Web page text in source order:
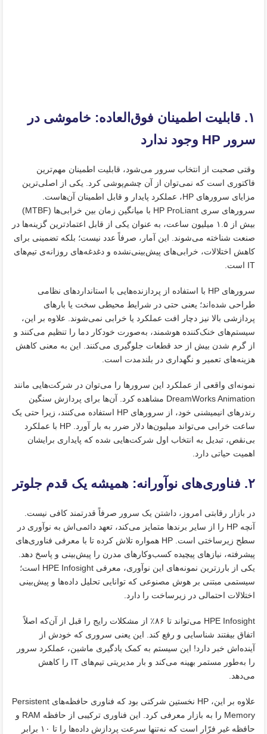
۱. قابلیت اطمینان فوق‌العاده: خاموشی در
سرور HP وجود ندارد
وقتی صحبت از انتخاب سرور می‌شود، قابلیت اطمینان مهم‌ترین
فاکتوری است که نمی‌توان از آن چشم‌پوشی کرد. یکی از اصلی‌ترین
مزایای سرورهای HP، عملکرد پایدار و قابل اطمینان آن‌هاست.
سرورهای سری HP ProLiant با میانگین زمان بین خرابی‌ها (MTBF)
بیش از ۱.۵ میلیون ساعت، به‌ عنوان یکی از قابل اعتمادترین گزینه‌ها در
صنعت شناخته می‌شوند. این آمار، صرفاً عدد نیست؛ بلکه تضمینی برای
کاهش اختلالات، خرابی‌های پیش‌بینی‌نشده و دغدغه‌های روزانه‌ی تیم‌های
IT است.
سرورهای HP با استفاده از پردازنده‌هایی با استانداردهای نظامی
طراحی شده‌اند؛ یعنی حتی در شرایط محیطی سخت یا بارهای
پردازشی بالا نیز دچار افت عملکرد یا خرابی نمی‌شوند. علاوه بر این،
سیستم‌های خنک‌کننده هوشمند، به‌صورت خودکار دما را تنظیم می‌کنند و
از گرم شدن بیش‌ از حد قطعات جلوگیری می‌کنند. این به معنی کاهش
هزینه‌های تعمیر و نگهداری در بلندمدت است.
نمونه‌ای واقعی از عملکرد این سرورها را می‌توان در شرکت‌هایی مانند
DreamWorks Animation مشاهده کرد. آن‌ها برای پردازش سنگین
رندرهای انیمیشنی خود، از سرورهای HP استفاده می‌کنند، زیرا حتی یک
ساعت خرابی می‌تواند میلیون‌ها دلار ضرر به بار آورد. HP با عملکرد
بی‌نقص، تبدیل به انتخاب اول شرکت‌هایی شده که پایداری برایشان
اهمیت حیاتی دارد.
۲. فناوری‌های نوآورانه: همیشه یک قدم جلوتر
در بازار رقابتی امروز، داشتن یک سرور صرفاً قدرتمند کافی نیست.
آنچه HP را از سایر برندها متمایز می‌کند، تعهد دائمی‌اش به نوآوری در
سطح زیرساختی است. HP همواره تلاش کرده تا با معرفی فناوری‌های
پیشرفته، نیازهای پیچیده کسب‌وکارهای مدرن را پیش‌بینی و پاسخ دهد.
یکی از بارزترین نمونه‌های این نوآوری، معرفی HPE Infosight است؛
سیستمی مبتنی بر هوش مصنوعی که توانایی تحلیل داده‌ها و پیش‌بینی
اختلالات احتمالی در زیرساخت را دارد.
HPE Infosight می‌تواند تا ۸۶٪ از مشکلات رایج را قبل از آن‌که اصلاً
اتفاق بیفتند شناسایی و رفع کند. این یعنی سروری که خودش از
آینده‌اش خبر دارد! این سیستم به کمک یادگیری ماشین، عملکرد سرور
را به‌طور مستمر بهینه می‌کند و بار مدیریتی تیم‌های IT را کاهش
می‌دهد.
علاوه بر این، HP نخستین شرکتی بود که فناوری حافظه‌های Persistent
Memory را به بازار معرفی کرد. این فناوری ترکیبی از حافظه RAM و
حافظه غیر فرّار است که نه‌تنها سرعت پردازش داده‌ها را تا ۱۰ برابر